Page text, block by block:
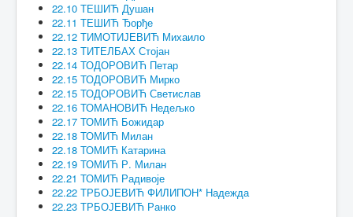
22.10 ТЕШИЋ Душан
22.11 ТЕШИЋ Ђорђе
22.12 ТИМОТИЈЕВИЋ Михаило
22.13 ТИТЕЛБАХ Стојан
22.14 ТОДОРОВИЋ Петар
22.15 ТОДОРОВИЋ Мирко
22.15 ТОДОРОВИЋ Светислав
22.16 ТОМАНОВИЋ Недељко
22.17 ТОМИЋ Божидар
22.18 ТОМИЋ Милан
22.18 ТОМИЋ Катарина
22.19 ТОМИЋ Р. Милан
22.21 ТОМИЋ Радивоје
22.22 ТРБОЈЕВИЋ ФИЛИПОН* Надежда
22.23 ТРБОЈЕВИЋ Ранко